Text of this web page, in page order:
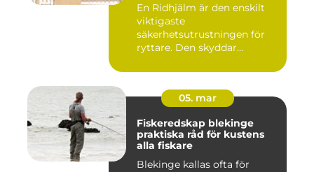
En Ridhjälm är den enskilt
viktigaste
säkerhetsutrustningen för
ryttare. Den skyddar
05. mar
Fiskeredskap blekinge
praktiska råd för kustens
alla fiskare
Blekinge kallas ofta för